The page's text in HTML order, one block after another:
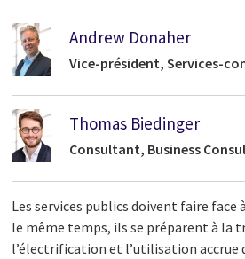
Andrew Donaher
Vice-président, Services-
Thomas Biedinger
Consultant, Business
Les services publics doivent faire
le même temps, ils se préparent à la
l’électrification et l’utilisation accrue